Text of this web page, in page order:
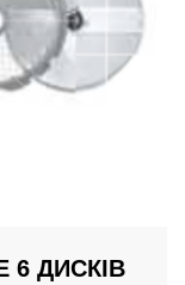
6 ДИСКІВ